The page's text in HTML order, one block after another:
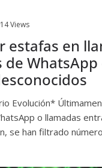
Views
estafas en
de WhatsApp
Evolución*
o llamadas
se han filtrado